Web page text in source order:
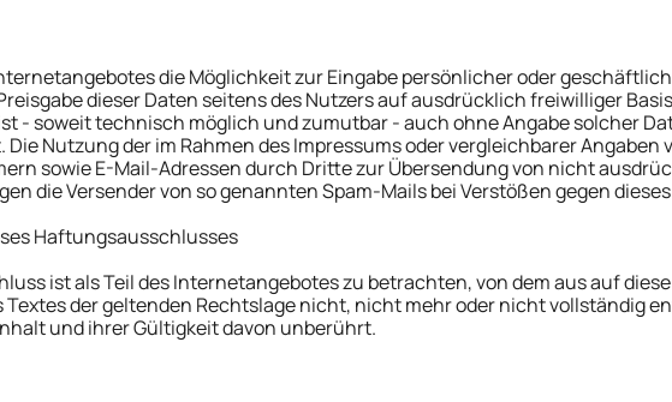
die Möglichkeit zur Eingabe persönlicher oder
dieser Daten seitens des Nutzers auf ausdrücklich freiwilliger
- soweit technisch möglich und zumutbar - auch ohne Angabe solcher
Die Nutzung der im Rahmen des Impressums oder vergleichbarer
sowie E-Mail-Adressen durch Dritte zur Übersendung von nicht
die Versender von so genannten Spam-Mails bei Verstößen gegen
Haftungsausschlusses
ist als Teil des Internetangebotes zu betrachten, von dem aus auf
Textes der geltenden Rechtslage nicht, nicht mehr oder nicht vollständig
und ihrer Gültigkeit davon unberührt.